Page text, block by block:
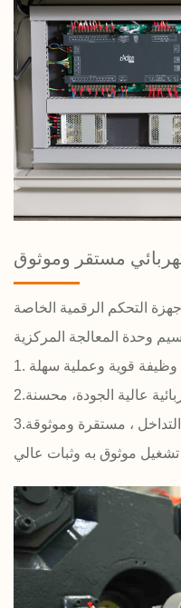
مستقر وموثوق
التحكم الرقمية الخاصة
1. وظيفة قوية وعملية سهلة
عالية الجودة، محسنة
3.دارات الأجهزة ، قدرة قوية على التداخل ، مستقرة وموثوقة